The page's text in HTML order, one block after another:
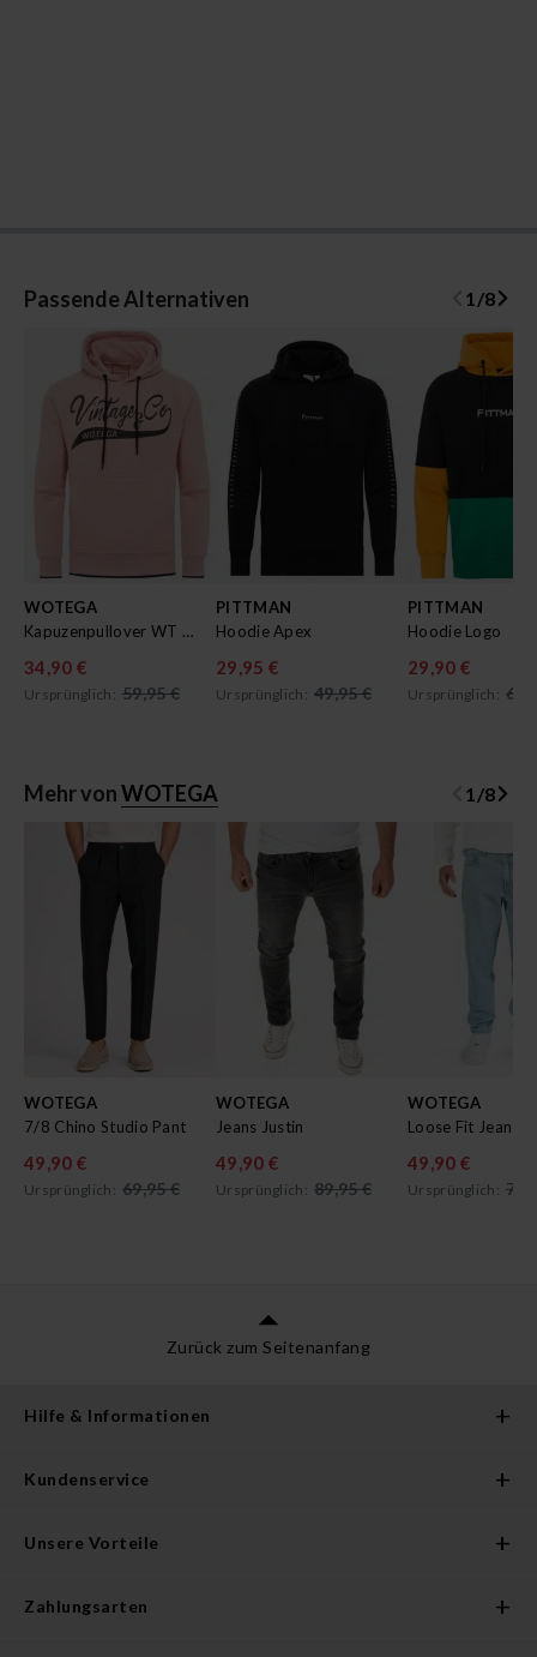
Passende Alternativen 1/8
WOTEGA
Kapuzenpullover WT Star
34,90 €
Ursprünglich: 59,95 €
PITTMAN
Hoodie Apex
29,95 €
Ursprünglich: 49,95 €
PITTMAN
Hoodie Logo
29,90 €
Ursprünglich:
Mehr vonWOTEGA 1 /8
WOTEGA
7/8 Chino Studio Pant
49,90 €
Ursprünglich: 69,95 €
WOTEGA
Jeans Justin
49,90 €
Ursprünglich: 89,95 €
WOTEGA
Loose Fit Jeans
49,90 €
Ursprünglich:
Zurück zum Seitenanfang
Hilfe & Informationen
Kundenservice
Unsere Vorteile
Zahlungsarten